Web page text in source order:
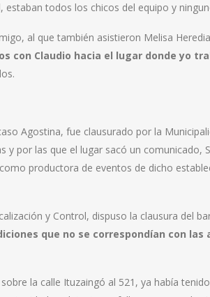
estaban todos los chicos del equipo y
al que también asistieron Melisa
con Claudio hacia el lugar donde yo
Agostina, fue clausurado por la
y por las que el lugar sacó un comunicado,
productora de eventos de dicho
y Control, dispuso la clausura del
que no se correspondían con las
la calle Ituzaingó al 521, ya había